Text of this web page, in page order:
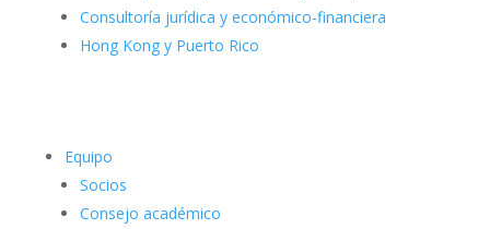
Consultoría jurídica y económico-financiera
Hong Kong y Puerto Rico
Equipo
Socios
Consejo académico